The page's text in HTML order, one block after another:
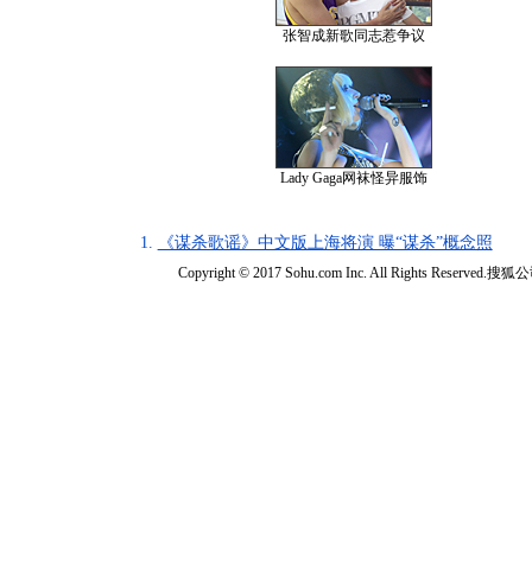
张智成新歌同志惹争议
Lady Gaga网袜怪异服饰
1. 《谋杀歌谣》中文版上海将演 曝“谋杀”概念照
Copyright © 2017 Sohu.com Inc. All Rights Reserved.搜狐